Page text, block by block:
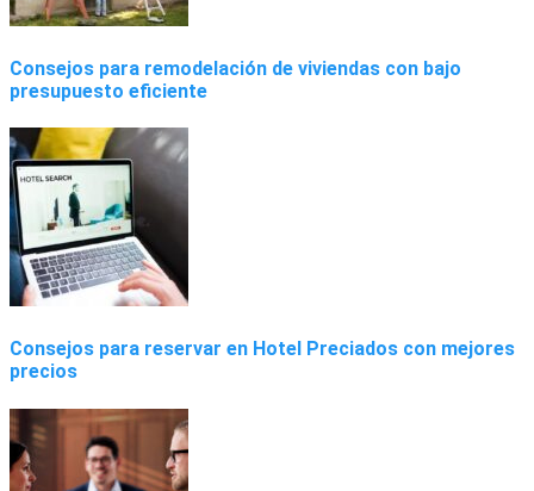
Consejos para remodelación de viviendas con bajo
presupuesto eficiente
Consejos para reservar en Hotel Preciados con mejores
precios